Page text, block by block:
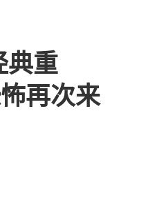
典重
再次来